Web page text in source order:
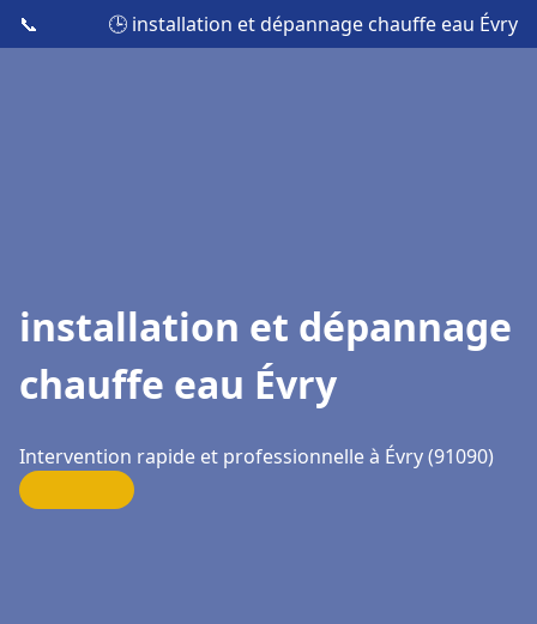
📞 🕒 installation et dépannage chauffe eau Évry
installation et dépannage
chauffe eau Évry
Intervention rapide et professionnelle à Évry (91090)